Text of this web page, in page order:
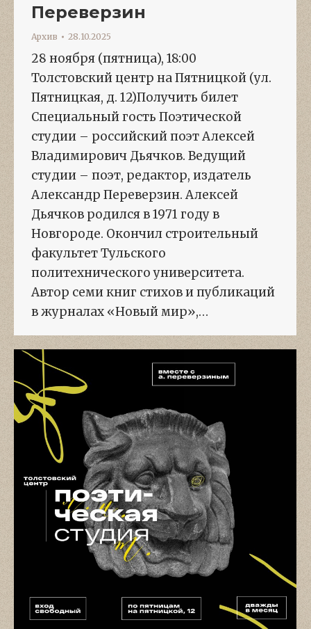
Переверзин
Архив 28.10.2025
28 ноября (пятница), 18:00
Толстовский центр на Пятницкой (ул.
Пятницкая, д. 12)Получить билет
Специальный гость Поэтической
студии – российский поэт Алексей
Владимирович Дьячков. Ведущий
студии – поэт, редактор, издатель
Александр Переверзин. Алексей
Дьячков родился в 1971 году в
Новгороде. Окончил строительный
факультет Тульского
политехнического университета.
Автор семи книг стихов и публикаций
в журналах «Новый мир»,…